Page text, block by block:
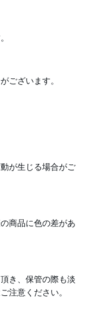
ございます。
が生じる場合がご
商品に色の差があ
き、保管の際も淡
注意ください。